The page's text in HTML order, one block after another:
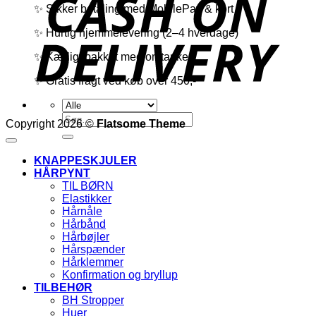
✨ Sikker betaling med MobilePay & kort
✨ Hurtig hjemmelevering (2–4 hverdage)
✨ Kærligt pakket med omtanke
✨ Gratis fragt ved køb over 450,-
Søg
efter:
Copyright 2026 ©Flatsome Theme
KNAPPESKJULER
HÅRPYNT
TIL BØRN
Elastikker
Hårnåle
Hårbånd
Hårbøjler
Hårspænder
Hårklemmer
Konfirmation og bryllup
TILBEHØR
BH Stropper
Huer